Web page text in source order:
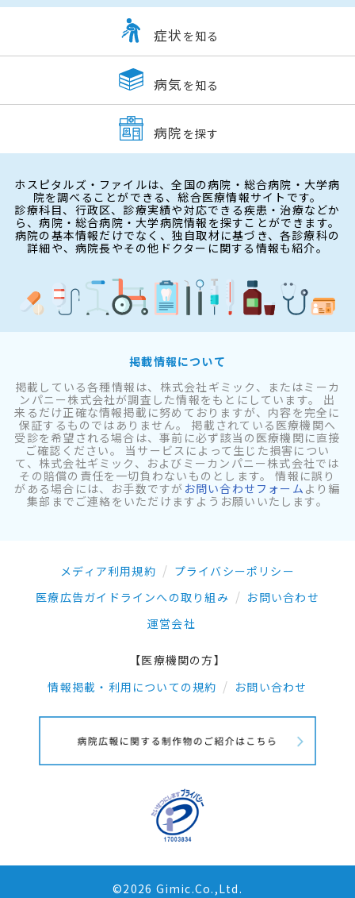
症状 を知る
病気 を知る
病院 を探す
ホスピタルズ・ファイルは、全国の病院・総合病院・大学病
院を調べることができる、総合医療情報サイトです。
診療科目、行政区、診療実績や対応できる疾患・治療などか
ら、病院・総合病院・大学病院情報を探すことができます。
病院の基本情報だけでなく、独自取材に基づき、各診療科の
詳細や、病院長やその他ドクターに関する情報も紹介。
掲載情報について
掲載している各種情報は、株式会社ギミック、またはミーカ
ンパニー株式会社が調査した情報をもとにしています。 出
来るだけ正確な情報掲載に努めておりますが、内容を完全に
保証するものではありません。 掲載されている医療機関へ
受診を希望される場合は、事前に必ず該当の医療機関に直接
ご確認ください。 当サービスによって生じた損害につい
て、株式会社ギミック、およびミーカンパニー株式会社では
その賠償の責任を一切負わないものとします。 情報に誤り
がある場合には、お手数ですが お問い合わせフォーム より編
集部までご連絡をいただけますようお願いいたします。
メディア利用規約
プライバシーポリシー
医療広告ガイドラインへの取り組み
お問い合わせ
運営会社
【医療機関の方】
情報掲載・利用についての規約
お問い合わせ
©2026 Gimic.Co.,Ltd.